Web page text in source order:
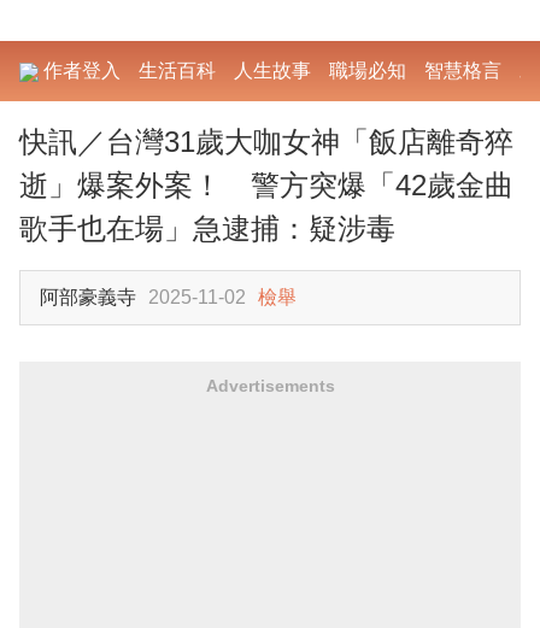
作者登入 生活百科 人生故事 職場必知 智慧格言
快訊／台灣31歲大咖女神「飯店離奇猝
逝」爆案外案！ 警方突爆「42歲金曲
歌手也在場」急逮捕：疑涉毒
阿部豪義寺 2025-11-02 檢舉
Advertisements